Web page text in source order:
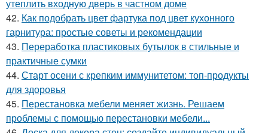
утеплить входную дверь в частном доме
42. Как подобрать цвет фартука под цвет кухонного
гарнитура: простые советы и рекомендации
43. Переработка пластиковых бутылок в стильные и
практичные сумки
44. Старт осени с крепким иммунитетом: топ-продукты
для здоровья
45. Перестановка мебели меняет жизнь. Решаем
проблемы с помощью перестановки мебели...